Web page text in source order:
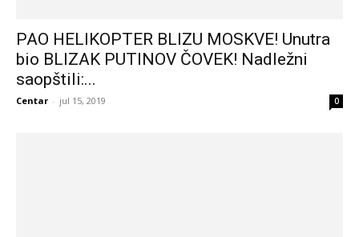
PAO HELIKOPTER BLIZU MOSKVE! Unutra
bio BLIZAK PUTINOV ČOVEK! Nadležni
saopštili:...
Centar - jul 15, 2019 0